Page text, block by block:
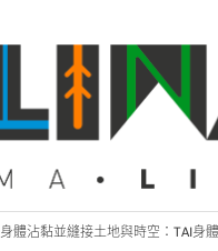
體沾黏並縫接土地與時空：TAI身